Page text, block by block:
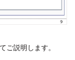
ご説明します。